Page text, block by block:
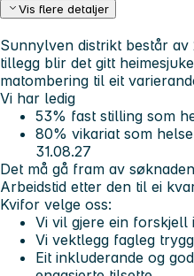
Vis flere detaljer
Sunnylven distrikt består
tillegg blir det gitt
matombering til eit
Vi har ledig
53% fast stilling som
80% vikariat som
31.08.27
Det må gå fram av
Arbeidstid etter den til ei
Kvifor velge oss:
Vi vil gjere ein forskjell
Vi vektlegg fagleg
Eit inkluderande og